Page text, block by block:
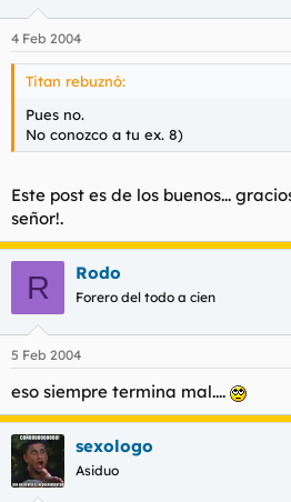
4 Feb 2004
Titan rebuznó:
Pues no.
No conozco a tu ex. 8)
Este post es de los buenos...
señor!.
R Rodo
Forero del todo a cien
5 Feb 2004
eso siempre termina mal....
sexologo
Asiduo